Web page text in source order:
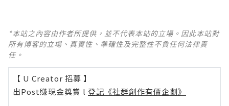
*本站之內容由作者所提供，並不代表本站的立場。因此本站對
所有博客的立場、真實性、準確性及完整性不負任何法律責
任。
【 U Creator 招募 】
出Post賺現金獎賞 l 登記《社群創作有價企劃》